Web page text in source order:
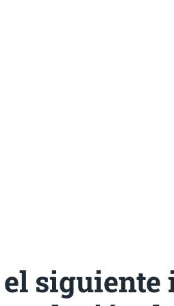
siguiente